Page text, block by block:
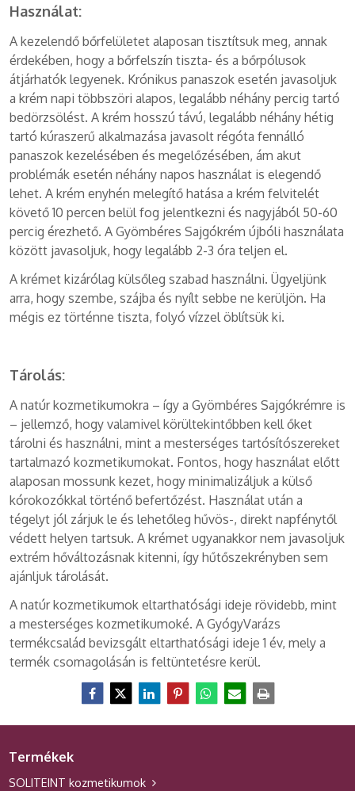
Használat:
A kezelendő bőrfelületet alaposan tisztítsuk meg, annak
érdekében, hogy a bőrfelszín tiszta- és a bőrpólusok
átjárhatók legyenek. Krónikus panaszok esetén javasoljuk
a krém napi többszöri alapos, legalább néhány percig tartó
bedörzsölést. A krém hosszú távú, legalább néhány hétig
tartó kúraszerű alkalmazása javasolt régóta fennálló
panaszok kezelésében és megelőzésében, ám akut
problémák esetén néhány napos használat is elegendő
lehet. A krém enyhén melegítő hatása a krém felvitelét
követő 10 percen belül fog jelentkezni és nagyjából 50-60
percig érezhető. A Gyömbéres Sajgókrém újbóli használata
között javasoljuk, hogy legalább 2-3 óra teljen el.
A krémet kizárólag külsőleg szabad használni. Ügyeljünk
arra, hogy szembe, szájba és nyílt sebbe ne kerüljön. Ha
mégis ez történne tiszta, folyó vízzel öblítsük ki.
Tárolás:
A natúr kozmetikumokra – így a Gyömbéres Sajgókrémre is
– jellemző, hogy valamivel körültekintőbben kell őket
tárolni és használni, mint a mesterséges tartósítószereket
tartalmazó kozmetikumokat. Fontos, hogy használat előtt
alaposan mossunk kezet, hogy minimalizáljuk a külső
kórokozókkal történő befertőzést. Használat után a
tégelyt jól zárjuk le és lehetőleg hűvös-, direkt napfénytől
védett helyen tartsuk. A krémet ugyanakkor nem javasoljuk
extrém hőváltozásnak kitenni, így hűtőszekrényben sem
ajánljuk tárolását.
A natúr kozmetikumok eltarthatósági ideje rövidebb, mint
a mesterséges kozmetikumoké. A GyógyVarázs
termékcsalád bevizsgált eltarthatósági ideje 1 év, mely a
termék csomagolásán is feltüntetésre kerül.
Termékek
SOLITEINT kozmetikumok